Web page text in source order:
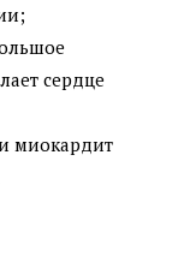
сердце
миокардит